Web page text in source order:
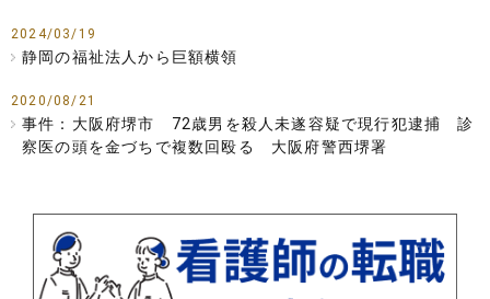
2024/03/19
静岡の福祉法人から巨額横領
2020/08/21
事件：大阪府堺市 72歳男を殺人未遂容疑で現行犯逮捕 診
察医の頭を金づちで複数回殴る 大阪府警西堺署